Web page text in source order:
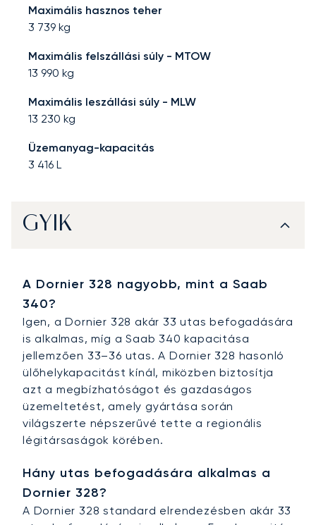
Maximális hasznos teher
3 739 kg
Maximális felszállási súly - MTOW
13 990 kg
Maximális leszállási súly - MLW
13 230 kg
Üzemanyag-kapacitás
3 416 L
GYIK
A Dornier 328 nagyobb, mint a Saab
340?
Igen, a Dornier 328 akár 33 utas befogadására
is alkalmas, míg a Saab 340 kapacitása
jellemzően 33–36 utas. A Dornier 328 hasonló
ülőhelykapacitást kínál, miközben biztosítja
azt a megbízhatóságot és gazdaságos
üzemeltetést, amely gyártása során
világszerte népszerűvé tette a regionális
légitársaságok körében.
Hány utas befogadására alkalmas a
Dornier 328?
A Dornier 328 standard elrendezésben akár 33